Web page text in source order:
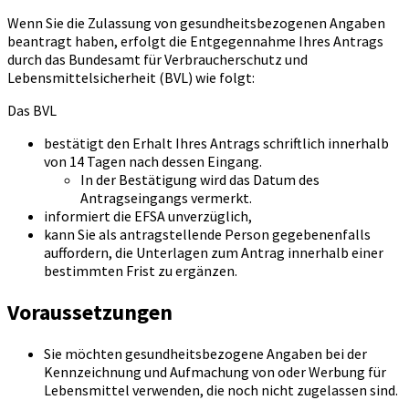
Wenn Sie die Zulassung von gesundheitsbezogenen Angaben
beantragt haben, erfolgt die Entgegennahme Ihres Antrags
durch das Bundesamt für Verbraucherschutz und
Lebensmittelsicherheit (BVL) wie folgt:
Das BVL
bestätigt den Erhalt Ihres Antrags schriftlich innerhalb
von 14 Tagen nach dessen Eingang.
In der Bestätigung wird das Datum des
Antragseingangs vermerkt.
informiert die EFSA unverzüglich,
kann Sie als antragstellende Person gegebenenfalls
auffordern, die Unterlagen zum Antrag innerhalb einer
bestimmten Frist zu ergänzen.
Voraussetzungen
Sie möchten gesundheitsbezogene Angaben bei der
Kennzeichnung und Aufmachung von oder Werbung für
Lebensmittel verwenden, die noch nicht zugelassen sind.